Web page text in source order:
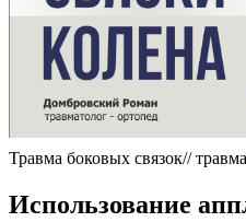
Травма боковых связок//
Использование